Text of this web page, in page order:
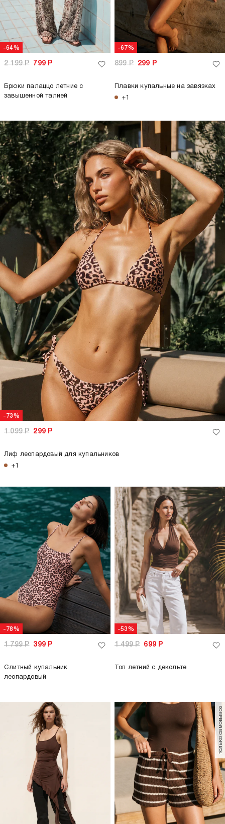
-64%
2 199Р 799 Р
Брюки палаццо летние с
завышенной талией
-67%
899Р 299 Р
Плавки купальные на завязках
+1
-73%
1 099Р 299 Р
Лиф леопардовый для купальников
+1
-78%
1 799Р 399 Р
Слитный купальник
леопардовый
-53%
1 499Р 699 Р
Топ летний с декольте
только самовывоз